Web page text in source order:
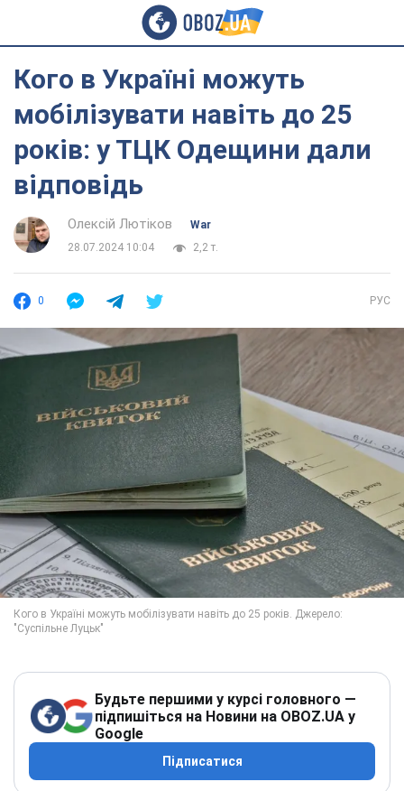
Кого в Україні можуть
мобілізувати навіть до 25
років: у ТЦК Одещини дали
відповідь
Олексій Лютіков
War
28.07.2024 10:04
2,2 т.
0 РУС
Будьте першими у курсі головного —
підпишіться на Новини на OBOZ.UA у
Google
Підписатися